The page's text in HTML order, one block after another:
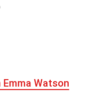
Emma Watson